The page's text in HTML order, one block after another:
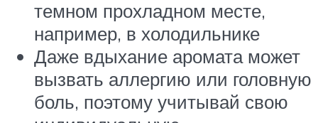
темном прохладном месте,
например, в холодильнике
Даже вдыхание аромата может
вызвать аллергию или головную
боль, поэтому учитывай свою